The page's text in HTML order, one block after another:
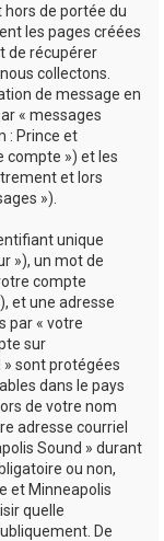
hors de portée du
les pages créées
de récupérer
collectons.
de message en
« messages
: Prince et
compte ») et les
et lors
»).
unique
»), un mot de
compte
et une adresse
par « votre
sur
» sont protégées
dans le pays
de votre nom
adresse courriel
Sound » durant
ou non,
et Minneapolis
quelle
De